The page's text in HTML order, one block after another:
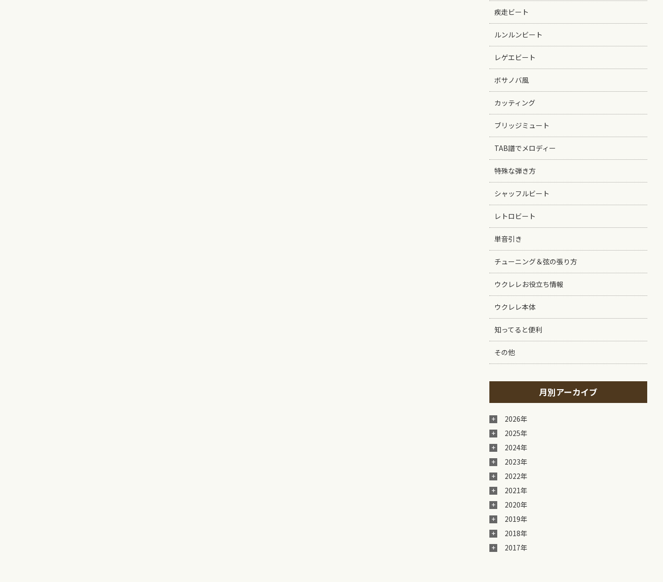
疾走ビート
ルンルンビート
レゲエビート
ボサノバ風
カッティング
ブリッジミュート
TAB譜でメロディー
特殊な弾き方
シャッフルビート
レトロビート
単音引き
チューニング＆弦の張り方
ウクレレお役立ち情報
ウクレレ本体
知ってると便利
その他
月別アーカイブ
2026年
2025年
2024年
2023年
2022年
2021年
2020年
2019年
2018年
2017年